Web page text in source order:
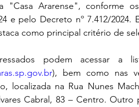
Sindicato Férias
"Casa Ararense", conforme
e pelo Decreto nº 7.412/
como principal critério de
podem acessar a
), bem como nas
localizada na Rua Nunes
Cabral, 83 – Centro.